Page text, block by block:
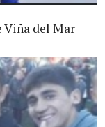
Viña del Mar